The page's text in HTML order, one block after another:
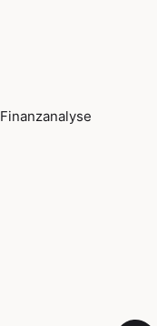
Finanzanalyse